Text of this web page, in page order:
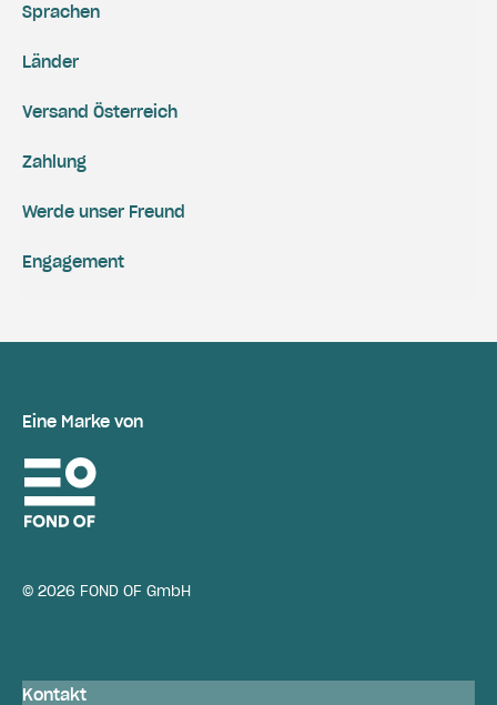
Versand Österreich
Zahlung
Engagement
Werde unser Freund
Sprachen
Länder
Eine Marke von
© 2026 FOND OF GmbH
Kontakt